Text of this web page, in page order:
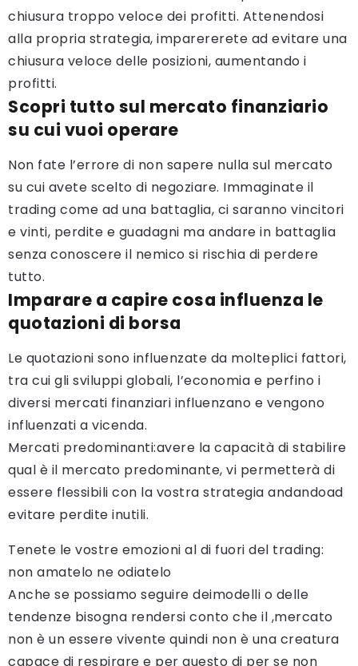
chiusura troppo veloce dei profitti. Attenendosi
alla propria strategia, imparererete ad evitare una
chiusura veloce delle posizioni, aumentando i
profitti.
Scopri tutto sul mercato finanziario
su cui vuoi operare
Non fate l’errore di non sapere nulla sul mercato
su cui avete scelto di negoziare. Immaginate il
trading come ad una battaglia, ci saranno vincitori
e vinti, perdite e guadagni ma andare in battaglia
senza conoscere il nemico si rischia di perdere
tutto.
Imparare a capire cosa influenza le
quotazioni di borsa
Le quotazioni sono influenzate da molteplici fattori,
tra cui gli sviluppi globali, l’economia e perfino i
diversi mercati finanziari influenzano e vengono
influenzati a vicenda.
Mercati predominanti:avere la capacità di stabilire
qual è il mercato predominante, vi permetterà di
essere flessibili con la vostra strategia andandoad
evitare perdite inutili.
Tenete le vostre emozioni al di fuori del trading:
non amatelo ne odiatelo
Anche se possiamo seguire deimodelli o delle
tendenze bisogna rendersi conto che il ,mercato
non è un essere vivente quindi non è una creatura
capace di respirare e per questo di per se non